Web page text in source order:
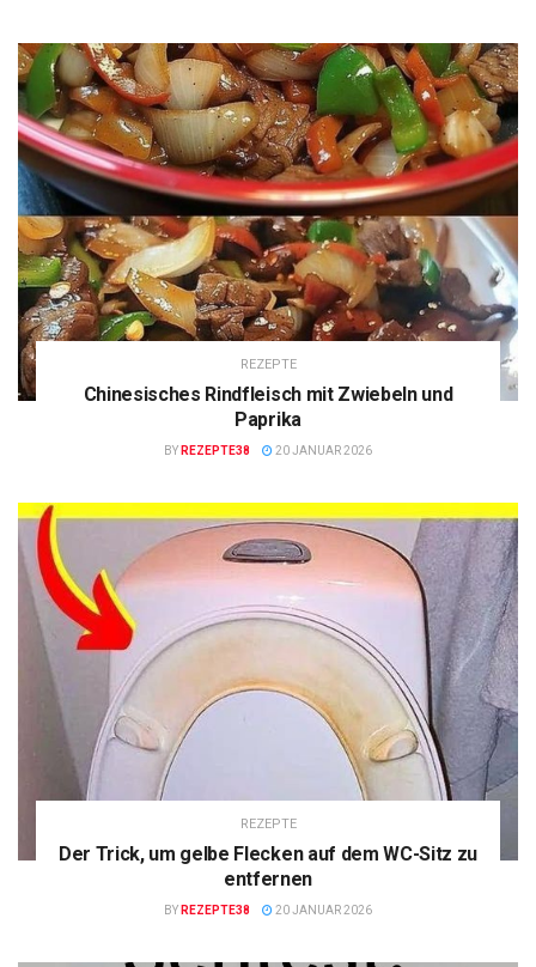
REZEPTE
Chinesisches Rindfleisch mit Zwiebeln und
Paprika
BY REZEPTE38 20 JANUAR 2026
REZEPTE
Der Trick, um gelbe Flecken auf dem WC-Sitz zu
entfernen
BY REZEPTE38 20 JANUAR 2026